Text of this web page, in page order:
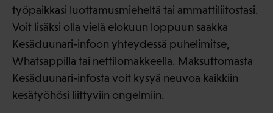
työpaikkasi luottamusmieheltä tai ammattiliitostasi.
Voit lisäksi olla vielä elokuun loppuun saakka
Kesäduunari-infoon yhteydessä puhelimitse,
Whatsappilla tai nettilomakkeella. Maksuttomasta
Kesäduunari-infosta voit kysyä neuvoa kaikkiin
kesätyöhösi liittyviin ongelmiin.